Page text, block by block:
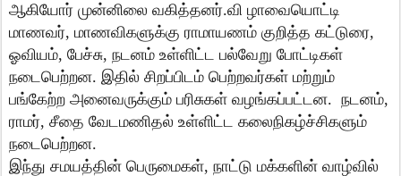
ஆகியோர் முன்னிலை வகித்தனர்.வி ழாவையொட்டி
மாணவர், மாணவிகளுக்கு ராமாயணம் குறித்த கட்டுரை,
ஓவியம், பேச்சு, நடனம் உள்ளிட்ட பல்வேறு போட்டிகள்
நடைபெற்றன. இதில் சிறப்பிடம் பெற்றவர்கள் மற்றும்
பங்கேற்ற அனைவருக்கும் பரிசுகள் வழங்கப்பட்டன. நடனம்,
ராமர், சீதை வேடமணிதல் உள்ளிட்ட கலைநிகழ்ச்சிகளும்
நடைபெற்றன.
இந்து சமயத்தின் பெருமைகள், நாட்டு மக்களின் வாழ்வில்